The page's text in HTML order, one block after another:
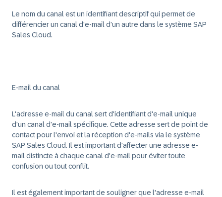
Le nom du canal est un identifiant descriptif qui permet de
différencier un canal d'e-mail d'un autre dans le système SAP
Sales Cloud.
E-mail du canal
L'adresse e-mail du canal sert d'identifiant d'e-mail unique
d'un canal d'e-mail spécifique. Cette adresse sert de point de
contact pour l'envoi et la réception d'e-mails via le système
SAP Sales Cloud. Il est important d'affecter une adresse e-
mail distincte à chaque canal d'e-mail pour éviter toute
confusion ou tout conflit.
Il est également important de souligner que l'adresse e-mail